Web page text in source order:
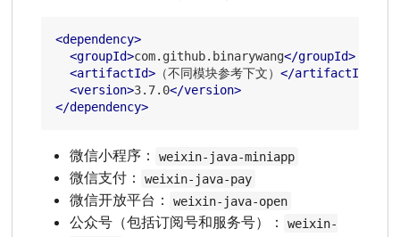
<dependency>
<groupId>com.github.binarywang</groupId>
<artifactId> （不同模块参考下文） </artifactId
<version>3.7.0</version>
</dependency>
微信小程序： weixin-java-miniapp
微信支付： weixin-java-pay
微信开放平台： weixin-java-open
公众号（包括订阅号和服务号）：
weixin-